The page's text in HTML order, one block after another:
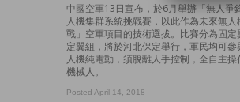
中國空軍13日宣布，於6月舉辦「無人爭
人機集群系統挑戰賽，以此作為未來無人
戰」空軍項目的技術選拔。比賽分為固定
定翼組，將於河北保定舉行，軍民均可
人機純電動，須脫離人手控制，全自主操
機械人。
Posted April 14, 2018